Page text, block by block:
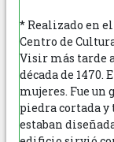
* Realizado en
Centro de
Visir más tarde
década de 1470.
mujeres. Fue un
piedra cortada y
estaban